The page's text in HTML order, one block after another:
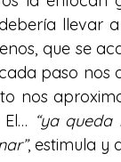
llevar
que se
paso nos
nos
“ya queda
, estimula y